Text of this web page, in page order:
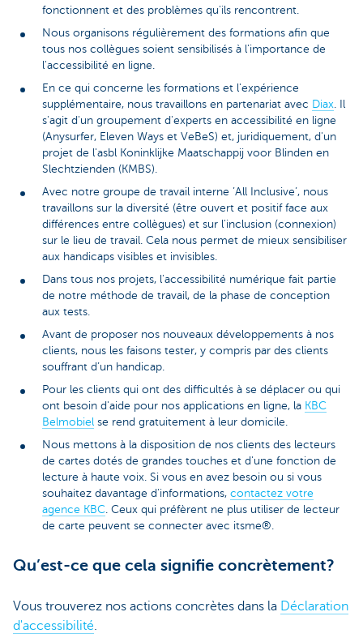
fonctionnent et des problèmes qu'ils rencontrent.
Nous organisons régulièrement des formations afin que
tous nos collègues soient sensibilisés à l'importance de
l'accessibilité en ligne.
En ce qui concerne les formations et l'expérience
supplémentaire, nous travaillons en partenariat avec Diax. Il
s'agit d'un groupement d'experts en accessibilité en ligne
(Anysurfer, Eleven Ways et VeBeS) et, juridiquement, d'un
projet de l'asbl Koninklijke Maatschappij voor Blinden en
Slechtzienden (KMBS).
Avec notre groupe de travail interne ’All Inclusive’, nous
travaillons sur la diversité (être ouvert et positif face aux
différences entre collègues) et sur l'inclusion (connexion)
sur le lieu de travail. Cela nous permet de mieux sensibiliser
aux handicaps visibles et invisibles.
Dans tous nos projets, l'accessibilité numérique fait partie
de notre méthode de travail, de la phase de conception
aux tests.
Avant de proposer nos nouveaux développements à nos
clients, nous les faisons tester, y compris par des clients
souffrant d’un handicap.
Pour les clients qui ont des difficultés à se déplacer ou qui
ont besoin d'aide pour nos applications en ligne, la KBC
Belmobiel se rend gratuitement à leur domicile.
Nous mettons à la disposition de nos clients des lecteurs
de cartes dotés de grandes touches et d'une fonction de
lecture à haute voix. Si vous en avez besoin ou si vous
souhaitez davantage d'informations, contactez votre
agence KBC. Ceux qui préfèrent ne plus utiliser de lecteur
de carte peuvent se connecter avec itsme®.
Qu’est-ce que cela signifie concrètement?
Vous trouverez nos actions concrètes dans la Déclaration
d'accessibilité.